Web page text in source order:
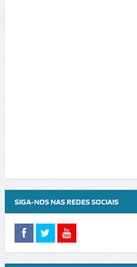
SIGA-NOS NAS REDES SOCIAIS